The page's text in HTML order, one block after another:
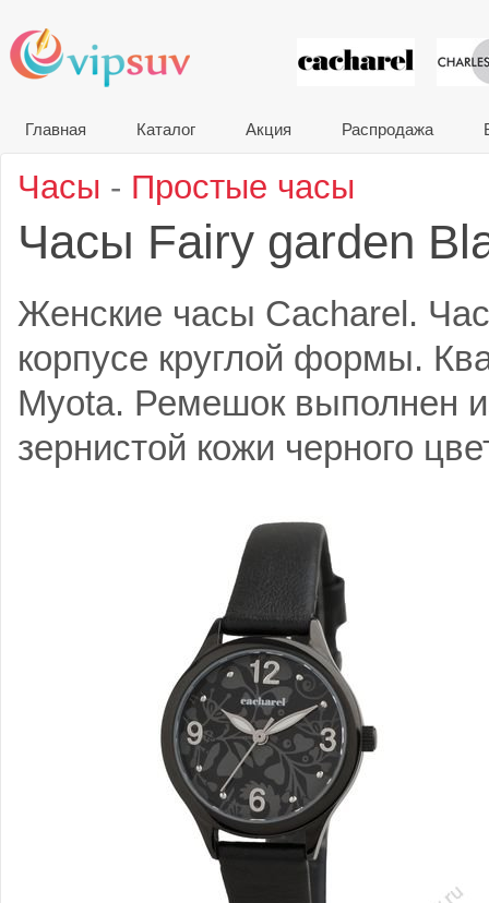
VIP
Главная Каталог Акция Распродажа
Часы - Простые часы
Часы Fairy garden
Женские часы Cacharel.
корпусе круглой формы.
Myota. Ремешок выполнен
зернистой кожи черного